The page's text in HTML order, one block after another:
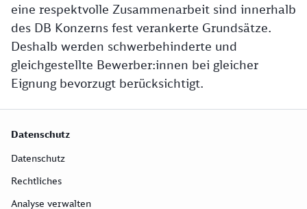
eine respektvolle Zusammenarbeit sind innerhalb
des DB Konzerns fest verankerte Grundsätze.
Deshalb werden schwerbehinderte und
gleichgestellte Bewerber:innen bei gleicher
Eignung bevorzugt berücksichtigt.
Datenschutz
Datenschutz
Rechtliches
Analyse verwalten